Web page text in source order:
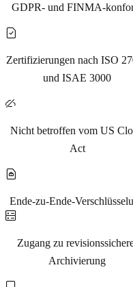
GDPR- und FINMA-
Zertifizierungen nach ISO
und ISAE 3000
Nicht betroffen vom US
Act
Ende-zu-Ende-
Zugang zu
Archivierung